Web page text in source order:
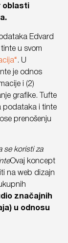
Edvard
u svom
. U
je odnos
i (2)
grafike. Tufte
podataka i tinte
prenošenju
se koristi za
Ovaj koncept
na web dizajn
značajnih
u odnosu